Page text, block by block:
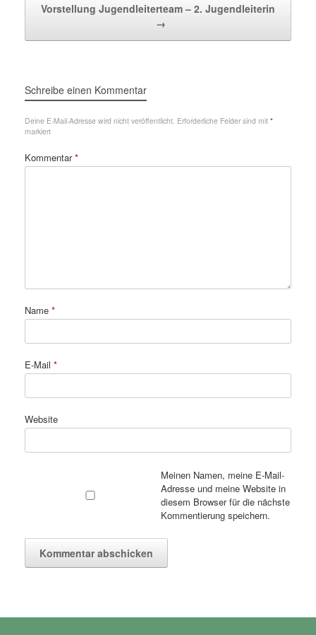
Vorstellung Jugendleiterteam – 2. Jugendleiterin
→
Schreibe einen Kommentar
Deine E-Mail-Adresse wird nicht veröffentlicht. Erforderliche Felder sind mit *
markiert
Kommentar*
Name *
E-Mail *
Website
Meinen Namen, meine E-Mail-
Adresse und meine Website in
diesem Browser für die nächste
Kommentierung speichern.